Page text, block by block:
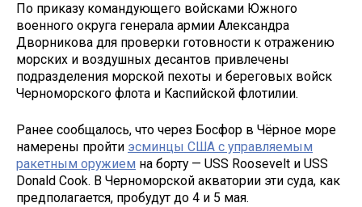
По приказу командующего войсками Южного
военного округа генерала армии Александра
Дворникова для проверки готовности к отражению
морских и воздушных десантов привлечены
подразделения морской пехоты и береговых войск
Черноморского флота и Каспийской флотилии.
Ранее сообщалось, что через Босфор в Чёрное море
намерены пройти эсминцы США с управляемым
ракетным оружием на борту — USS Roosevelt и USS
Donald Cook. В Черноморской акватории эти суда, как
предполагается, пробудут до 4 и 5 мая.